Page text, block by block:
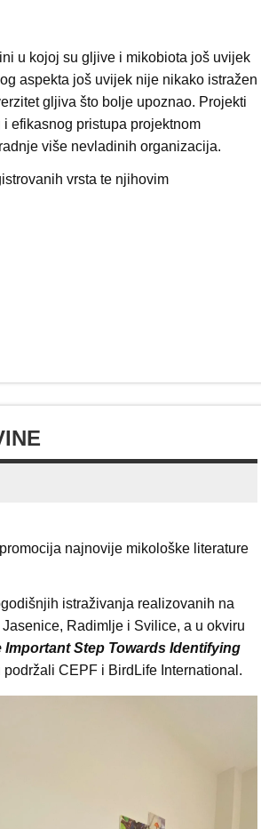
u kojoj su gljive i mikobiota još uvijek
aspekta još uvijek nije nikako istražen
gljiva što bolje upoznao. Projekti
efikasnog pristupa projektnom
više nevladinih organizacija.
vrsta te njihovim
najnovije mikološke literature
istraživanja realizovanih na
Radimlje i Svilice, a u okviru
Step Towards Identifying
CEPF i BirdLife International.